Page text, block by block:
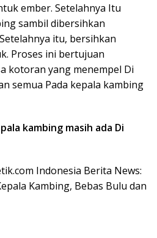
ember. Setelahnya Itu
sambil dibersihkan
itu, bersihkan
Proses ini bertujuan
kotoran yang menempel Di
semua Pada kepala kambing
kambing masih ada Di
Indonesia Berita News:
Kambing, Bebas Bulu dan